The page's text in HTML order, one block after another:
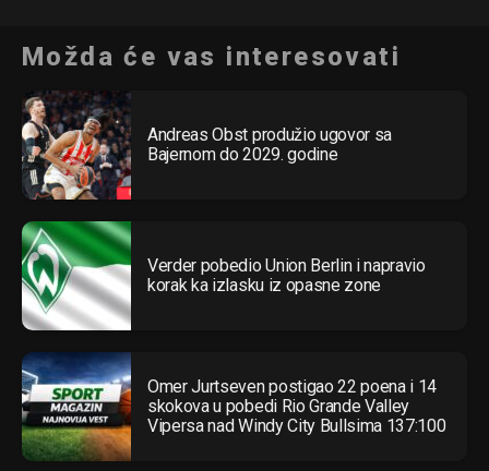
Možda će vas interesovati
Andreas Obst produžio ugovor sa
Bajernom do 2029. godine
Verder pobedio Union Berlin i napravio
korak ka izlasku iz opasne zone
Omer Jurtseven postigao 22 poena i 14
skokova u pobedi Rio Grande Valley
Vipersa nad Windy City Bullsima 137:100
Flipboard
Email